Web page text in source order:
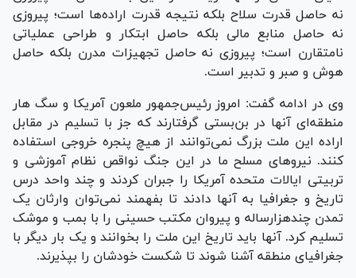
نه حاصل قدرت سلاح بلکه نتیجه قدرت اراده‌ها است؛ پیروزی
نه حاصل منابع مالی بلکه حاصل ابتکار و طراحی عملیاتی
نامتقارن است؛ پیروزی نه حاصل تجهیزات مدرن بلکه حاصل
هوش و صبر و تدبیر است.
وی در ادامه گفت: امروز رئیس‌جمهور ملعون آمریکا و سگ هار
منطقه‌ای آنها در بن‌بستی گرفتارند که جز با تسلیم در مقابل
اراده این ملت بزرگ نمی‌توانند از هیچ پنجره خروجی استفاده
کنند. نیرو‌های مسلح ما در این جنگ نواقص نظام آموزشی و
تربیتی ایالات متحده آمریکا را جبران کردند و چند واحد درس
تاریخ و جغرافیا به آنها دادند تا بفهمند نمی‌توان وارثان یک
تمدن چندهزارساله و پیروان مکتب حسینی را با بمب و موشک
تسلیم کرد. آنها باید تاریخ این ملت را بخوانند و یک بار دیگر با
جغرافیای منطقه آشنا شوند تا شکست خودشان را بپذیرند.